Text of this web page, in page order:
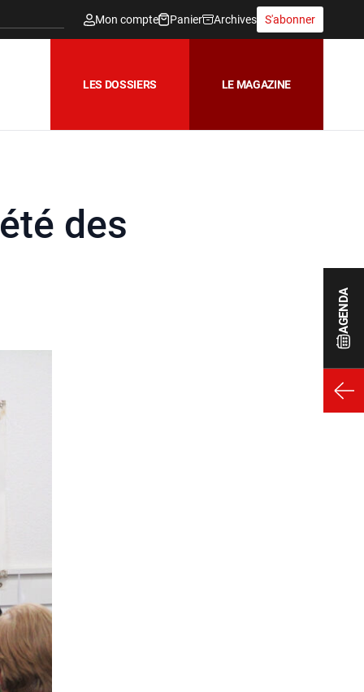
AGENDA
Mon compte Panier Archives S'abonner
LES DOSSIERS LE MAGAZINE
des